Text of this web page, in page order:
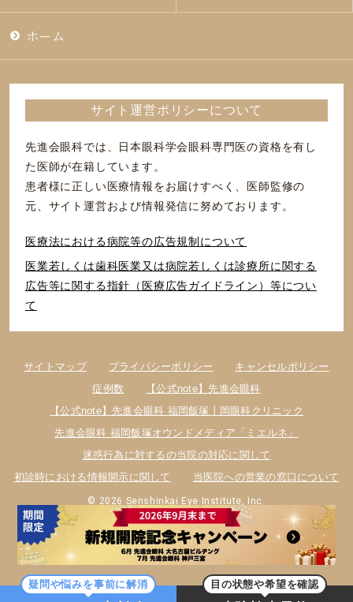
ホーム
サイト運営ポリシーについて
先進会眼科では、日本眼科学会眼科専門医の資格を有し
た医師が在籍しています。
患者様に正しい医療情報をお届けすべく、医師監修の
元、サイト運営および情報発信に努めております。
医療法における病院等の広告規制について
医業若しくは⻭科医業⼜は病院若しくは診療所に関する
広告等に関する指針（医療広告ガイドライン）等につい
て
サイトマップ プライバシーポリシー
キャンセルポリシー
症例数
【公式note】先進会眼科
【公式note】先進会眼科 福岡飯塚丨岡眼科クリニック
先進会眼科 福岡飯塚オウンドメディア「ミエルネ」
迷惑行為に対するの当院の対応に関して
初診時における情報開示に関して
当医院への営業の窓口について
© 2026 Senshinkai Eye Institute, Inc.
疑問や悩みを事前に解消 目の状態や希望を確認